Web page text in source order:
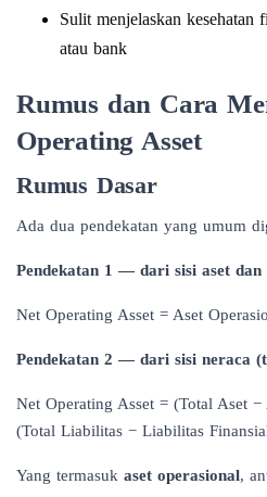
Sulit menjelaskan kesehatan
atau bank
Rumus dan Cara
Operating Asset
Rumus Dasar
Ada dua pendekatan yang umum
Pendekatan 1 — dari sisi aset
Net Operating Asset = Aset
Pendekatan 2 — dari sisi neraca
Net Operating Asset = (Total Aset
(Total Liabilitas − Liabilitas
Yang termasuk aset operasional,